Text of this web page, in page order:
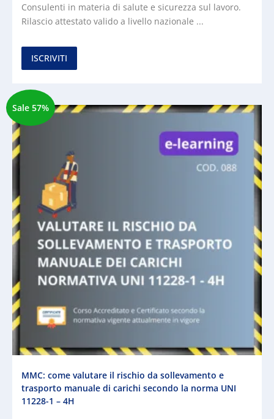
Consulenti in materia di salute e sicurezza sul lavoro.
Rilascio attestato valido a livello nazionale ...
ISCRIVITI
Sale 57%
MMC: come valutare il rischio da sollevamento e
trasporto manuale di carichi secondo la norma UNI
11228-1 – 4H